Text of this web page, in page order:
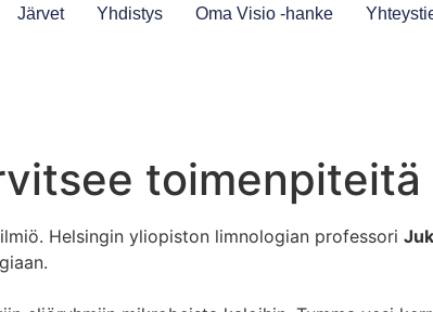
Järvet Yhdistys Oma Visio -hanke
toimenpiteitä
Helsingin yliopiston limnologian professori